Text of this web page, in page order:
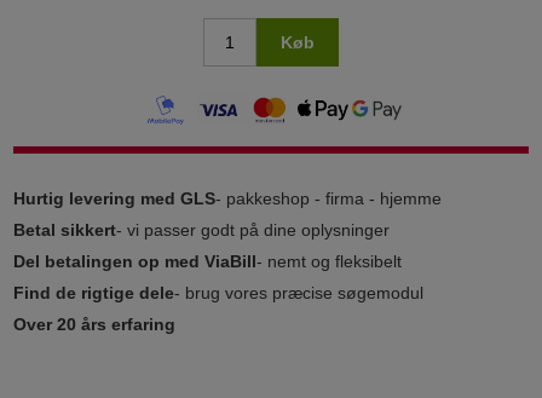
Køb
Hurtig levering med GLS- pakkeshop - firma - hjemme
Betal sikkert- vi passer godt på dine oplysninger
Del betalingen op med ViaBill- nemt og fleksibelt
Find de rigtige dele- brug vores præcise søgemodul
Over 20 års erfaring